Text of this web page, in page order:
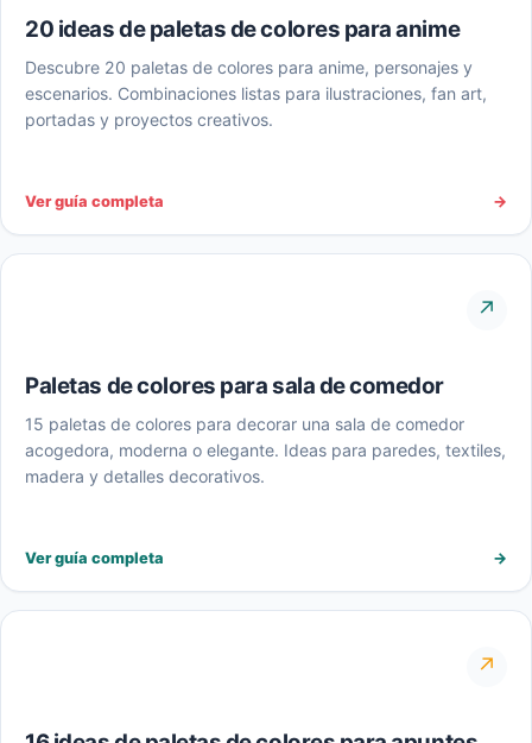
20 ideas de paletas de colores para anime
Descubre 20 paletas de colores para anime, personajes y
escenarios. Combinaciones listas para ilustraciones, fan art,
portadas y proyectos creativos.
Ver guía completa →
↗
Paletas de colores para sala de comedor
15 paletas de colores para decorar una sala de comedor
acogedora, moderna o elegante. Ideas para paredes, textiles,
madera y detalles decorativos.
Ver guía completa →
↗